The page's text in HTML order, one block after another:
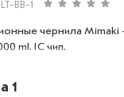
BB-1
чернила Mimaki
ml. IC чип.
1